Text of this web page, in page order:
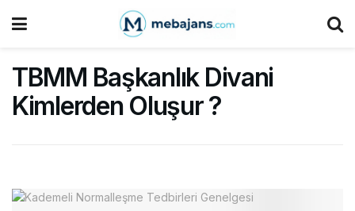
TBMM Başkanlık Divani
Kimlerden Oluşur ?